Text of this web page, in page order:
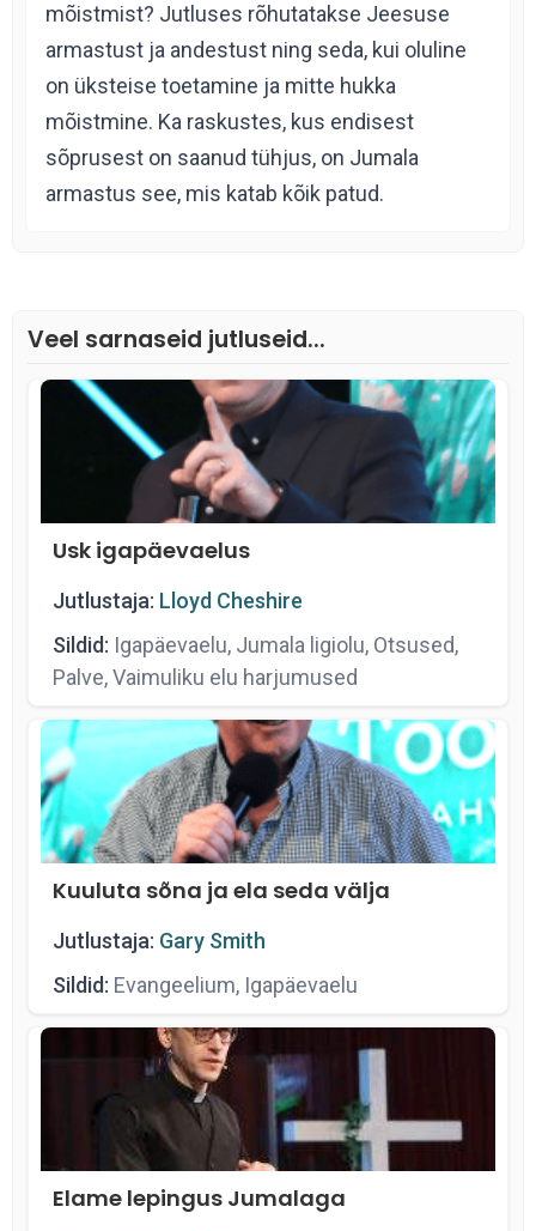
mõistmist? Jutluses rõhutatakse Jeesuse
armastust ja andestust ning seda, kui oluline
on üksteise toetamine ja mitte hukka
mõistmine. Ka raskustes, kus endisest
sõprusest on saanud tühjus, on Jumala
armastus see, mis katab kõik patud.
Veel sarnaseid jutluseid...
Usk igapäevaelus
Jutlustaja: Lloyd Cheshire
Sildid: Igapäevaelu, Jumala ligiolu, Otsused,
Palve, Vaimuliku elu harjumused
Kuuluta sõna ja ela seda välja
Jutlustaja: Gary Smith
Sildid: Evangeelium, Igapäevaelu
Elame lepingus Jumalaga